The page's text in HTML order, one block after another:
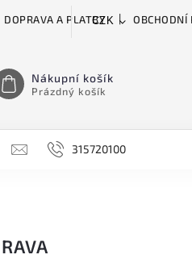
DOPRAVA A PLATBY OBCHODNÍ
CZK
Nákupní košík
Prázdný košík
H&H HARTKE
315720100